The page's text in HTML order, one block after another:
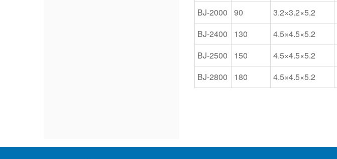
BJ-2000
90 3.2×3.2×5.2
BJ-2400
130 4.5×4.5×5.2
BJ-2500
150 4.5×4.5×5.2
BJ-2800
180 4.5×4.5×5.2